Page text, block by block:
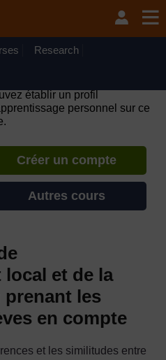
on Wednesday 12
(GMT) due to routine
Research
établir un profil
personnel sur ce
Créer un compte
Autres cours
local et de la
prenant les
en compte
et les similitudes entre